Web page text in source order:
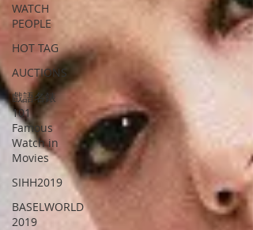
WATCH
PEOPLE
HOT TAG
AUCTIONS
戲語名錶
101
Famous
Watch in
Movies
SIHH2019
BASELWORLD
2019